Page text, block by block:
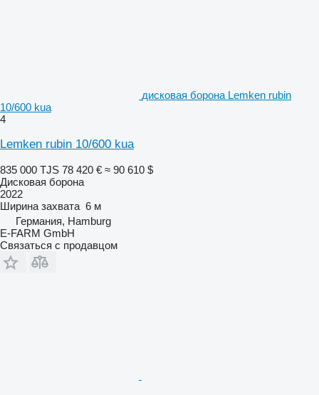
дисковая борона Lemken rubin
10/600 kua
4
Lemken rubin 10/600 kua
835 000 TJS 78 420 € ≈ 90 610 $
Дисковая борона
2022
Ширина захвата 6 м
Германия, Hamburg
E-FARM GmbH
Связаться с продавцом